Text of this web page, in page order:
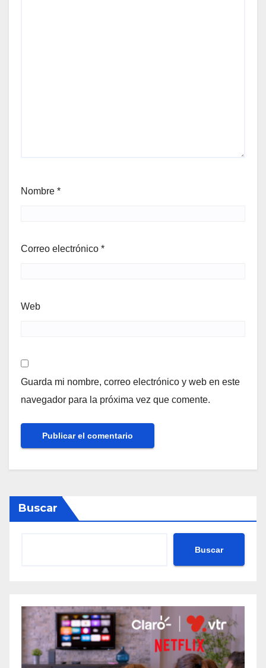
Nombre *
Correo electrónico *
Web
Guarda mi nombre, correo electrónico y web en este
navegador para la próxima vez que comente.
Buscar
Buscar